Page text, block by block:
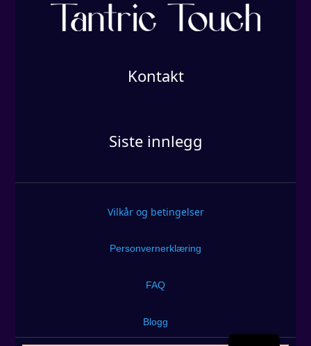
Kontakt
Siste innlegg
Vilkår og betingelser
Personvernerklæring
FAQ
Blogg